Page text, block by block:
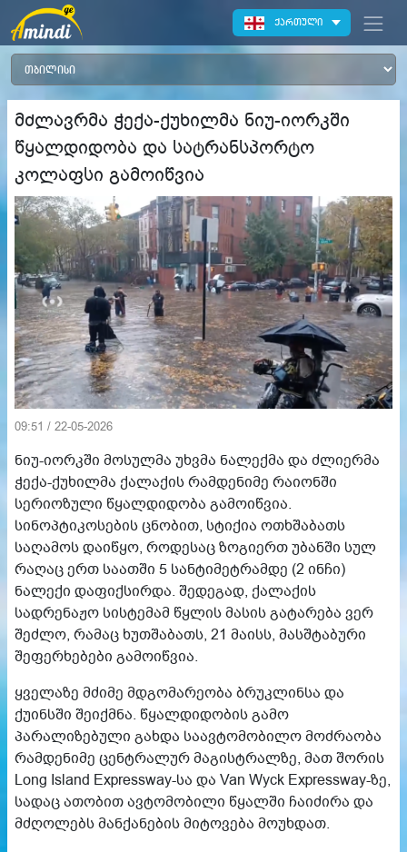
ქართული
მძლავრმა ჭექა-ქუხილმა ნიუ-იორკში
წყალდიდობა და სატრანსპორტო
კოლაფსი გამოიწვია
09:51 / 22-05-2026
ნიუ-იორკში მოსულმა უხვმა ნალექმა და ძლიერმა
ჭექა-ქუხილმა ქალაქის რამდენიმე რაიონში
სერიოზული წყალდიდობა გამოიწვია.
სინოპტიკოსების ცნობით, სტიქია ოთხშაბათს
საღამოს დაიწყო, როდესაც ზოგიერთ უბანში სულ
რაღაც ერთ საათში 5 სანტიმეტრამდე (2 ინჩი)
ნალექი დაფიქსირდა. შედეგად, ქალაქის
სადრენაჟო სისტემამ წყლის მასის გატარება ვერ
შეძლო, რამაც ხუთშაბათს, 21 მაისს, მასშტაბური
შეფერხებები გამოიწვია.
ყველაზე მძიმე მდგომარეობა ბრუკლინსა და
ქუინსში შეიქმნა. წყალდიდობის გამო
პარალიზებული გახდა საავტომობილო მოძრაობა
რამდენიმე ცენტრალურ მაგისტრალზე, მათ შორის
Long Island Expressway-სა და Van Wyck Expressway-ზე,
სადაც ათობით ავტომობილი წყალში ჩაიძირა და
მძღოლებს მანქანების მიტოვება მოუხდათ.